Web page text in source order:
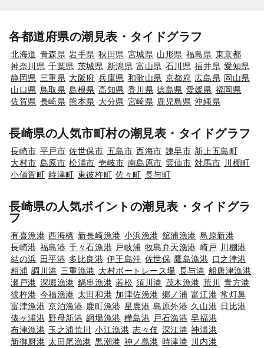
各都道府県の潮見表・タイドグラフ
北海道 青森県 岩手県 秋田県 宮城県 山形県 福島県 東京都
神奈川県 千葉県 茨城県 新潟県 富山県 石川県 福井県 愛知県
静岡県 三重県 大阪府 兵庫県 和歌山県 京都府 広島県 岡山県
山口県 鳥取県 島根県 高知県 香川県 徳島県 愛媛県 福岡県
佐賀県 長崎県 熊本県 大分県 宮崎県 鹿児島県 沖縄県
長崎県の人気市町村の潮見表・タイドグラフ
長崎市 平戸市 佐世保市 五島市 西海市 諫早市 新上五島町
大村市 島原市 松浦市 壱岐市 南島原市 雲仙市 対馬市 川棚町
小値賀町 時津町 東彼杵町 佐々町 長与町
長崎県の人気ポイントの潮見表・タイドグラ
フ
有喜漁港 西海橋 新長崎漁港 小浜漁港 舘浦漁港 島原新港
長崎港 福島港 千々石漁港 戸岐浦 牧島弁天漁港 崎戸
川棚港
結の浜 田平港 多比良港 伊王島沖 佐世保 鷹島漁港 口之津港
相浦 調川港 三重漁港 大村ボートレース場 長与港 船唐津漁港
瀬戸港 深堀漁港 鍋串漁港 若松 須川港 茂木漁港 荒川 青方港
彼杵港 今福漁港 太田和港 加津佐漁港 郷ノ浦 富江港 常灯鼻
富津漁港 京泊漁港 鹿町漁港 星鹿港 島原外港 久山港 日比港
俵ヶ浦港 野母新港 網場漁港 樺島港 戸石漁港 早福港
布津漁港 玉之浦荒川 小江漁港 志々伎 深江港 神浦港
新御厨港 太田尾漁港 黒潮港 神ノ島港 時津港 川内港